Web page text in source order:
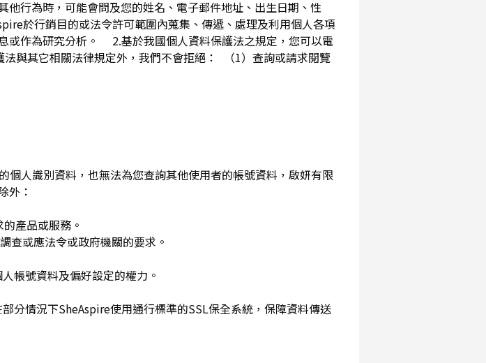
行為時，可能會問及您的姓名、電子郵件地址、出生日期、性
於行銷目的或法令許可範圍內蒐集、傳遞、處理及利用個人各項
或作為研究分析。 2.基於我國個人資料保護法之規定，您可以電
與其它相關法律規定外，我們不會拒絕： （1）查詢或請求閱覽
人識別資料，也無法為您查詢其他使用者的帳號資料，啟妍有限
外：
的產品或服務。
查或應法令或政府機關的要求。
帳號資料及偏好設定的權力。
分情況下SheAspire使用通行標準的SSL保全系統，保障資料傳送